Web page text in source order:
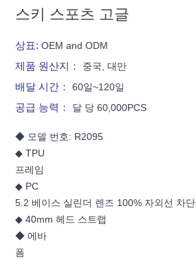
스키 스포츠 고글
상표:OEM and ODM
제품 원산지： 중국, 대만
배달 시간：60일~120일
공급 능력： 달 당 60,000PCS
◆ 모델 번호: R2095
◆ TPU
프레임
◆ PC
5.2 베이스 실린더 렌즈 100% 자외선 차단
◆ 40mm 헤드 스트랩
◆ 에바
폼